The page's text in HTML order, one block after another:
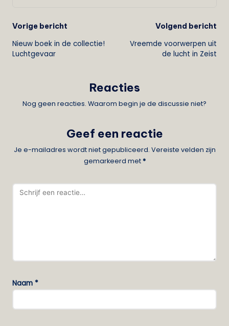
Bericht
navigatie
Vorige bericht
Nieuw boek in de collectie!
Luchtgevaar
Volgend bericht
Vreemde voorwerpen uit
de lucht in Zeist
Reacties
Nog geen reacties. Waarom begin je de discussie niet?
Geef een reactie
Je e-mailadres wordt niet gepubliceerd. Vereiste velden zijn
gemarkeerd met*
Naam *